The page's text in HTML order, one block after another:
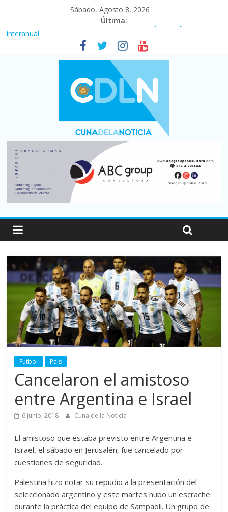
Sábado, Agosto 8, 2026
Última:
Fuerte caída de la venta de autos usados en julio: bajó un 12,6%
Central venció 1 a 0 al River de Coudet en el Monumental
La morosidad alcanzó su nivel más alto en dos décadas y ya
afecta a 400 mil deudores en Santa Fe
Desde que asumió Milei cerraron 41.000 kioscos: el sector
denuncia crisis como en 2001
Vacaciones de invierno con más movimiento y consumo
turístico: 4,6 millones de personas viajaron por el país, un 5,9%
Futbol País
Cancelaron el amistoso
entre Argentina e Israel
6 junio, 2018 Cuna de la Noticia
El amistoso que estaba previsto entre Argentina e
Israel, el sábado en Jerusalén, fue cancelado por
cuestiones de seguridad.
Palestina hizo notar su repudio a la presentación del
seleccionado argentino y este martes hubo un escrache
durante la práctica del equipo de Sampaoli. Un grupo de